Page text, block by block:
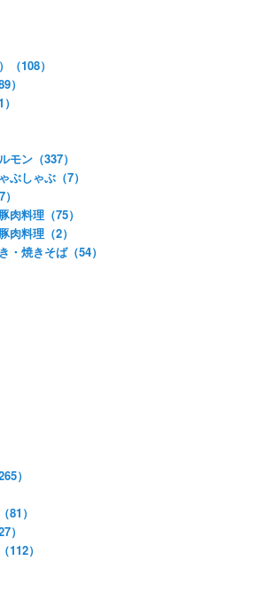
（108）
）
モン（337）
ぶしゃぶ（7）
肉料理（75）
肉料理（2）
・焼きそば（54）
）
81）
）
112）